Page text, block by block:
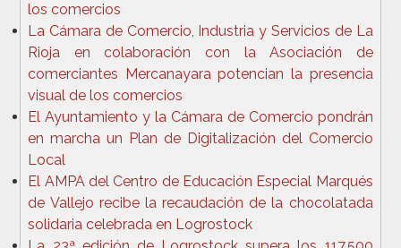
los comercios
La Cámara de Comercio, Industria y Servicios de La
Rioja en colaboración con la Asociación de
comerciantes Mercanayara potencian la presencia
visual de los comercios
El Ayuntamiento y la Cámara de Comercio pondrán
en marcha un Plan de Digitalización del Comercio
Local
El AMPA del Centro de Educación Especial Marqués
de Vallejo recibe la recaudación de la chocolatada
solidaria celebrada en Logrostock